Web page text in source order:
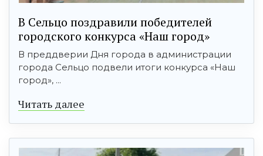
В Сельцо поздравили победителей
городского конкурса «Наш город»
В преддверии Дня города в администрации
города Сельцо подвели итоги конкурса «Наш
город», ...
Читать далее